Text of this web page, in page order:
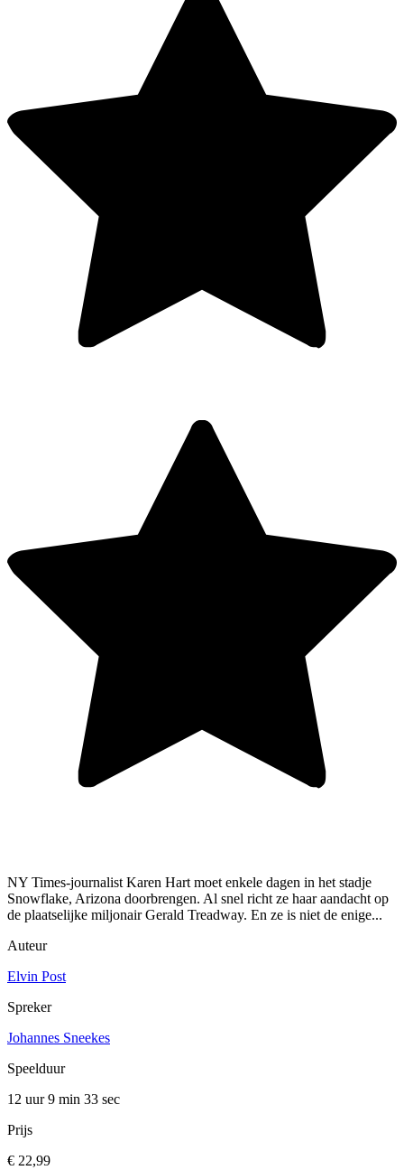
NY Times-journalist Karen Hart moet enkele dagen in het stadje
Snowflake, Arizona doorbrengen. Al snel richt ze haar aandacht op
de plaatselijke miljonair Gerald Treadway. En ze is niet de enige...
Auteur
Elvin Post
Spreker
Johannes Sneekes
Speelduur
12 uur 9 min 33 sec
Prijs
€ 22,99